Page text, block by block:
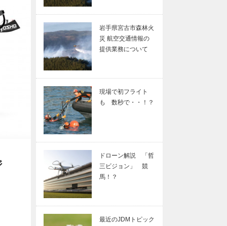
岩手県宮古市森林火
災 航空交通情報の
提供業務について
現場で初フライト
も 数秒で・・！？
ドローン解説 「哲
三ビジョン」 競
馬！？
最近のJDMトピック